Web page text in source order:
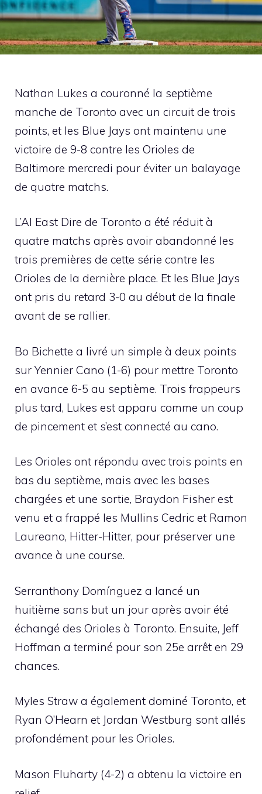
Nathan Lukes a couronné la septième
manche de Toronto avec un circuit de trois
points, et les Blue Jays ont maintenu une
victoire de 9-8 contre les Orioles de
Baltimore mercredi pour éviter un balayage
de quatre matchs.
L’Al East Dire de Toronto a été réduit à
quatre matchs après avoir abandonné les
trois premières de cette série contre les
Orioles de la dernière place. Et les Blue Jays
ont pris du retard 3-0 au début de la finale
avant de se rallier.
Bo Bichette a livré un simple à deux points
sur Yennier Cano (1-6) pour mettre Toronto
en avance 6-5 au septième. Trois frappeurs
plus tard, Lukes est apparu comme un coup
de pincement et s’est connecté au cano.
Les Orioles ont répondu avec trois points en
bas du septième, mais avec les bases
chargées et une sortie, Braydon Fisher est
venu et a frappé les Mullins Cedric et Ramon
Laureano, Hitter-Hitter, pour préserver une
avance à une course.
Serranthony Domínguez a lancé un
huitième sans but un jour après avoir été
échangé des Orioles à Toronto. Ensuite, Jeff
Hoffman a terminé pour son 25e arrêt en 29
chances.
Myles Straw a également dominé Toronto, et
Ryan O’Hearn et Jordan Westburg sont allés
profondément pour les Orioles.
Mason Fluharty (4-2) a obtenu la victoire en